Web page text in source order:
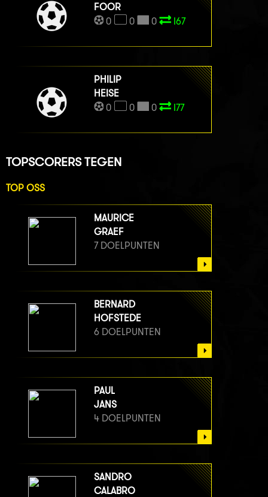
FOOR
0
0 0 I67
PHILIP
HEISE
0
0 0 I77
TOPSCORERS TEGEN
TOP OSS
MAURICE
GRAEF
7 DOELPUNTEN
BERNARD
HOFSTEDE
6 DOELPUNTEN
PAUL
JANS
4 DOELPUNTEN
SANDRO
CALABRO